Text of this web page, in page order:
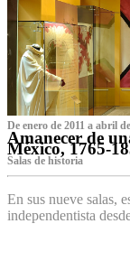
De enero de 2011 a abril
Amanecer de
México, 1765-
Salas de historia
En sus nueve salas,
independentista